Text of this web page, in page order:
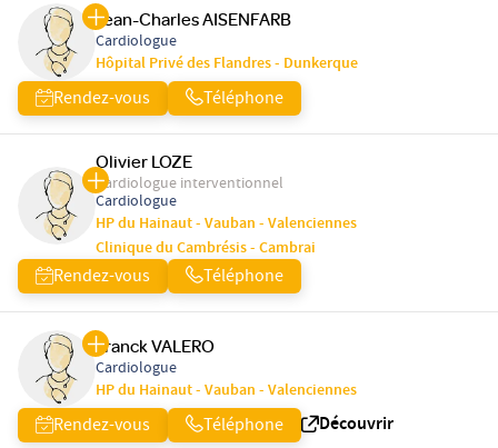
Jean-Charles AISENFARB
Cardiologue
Hôpital Privé des Flandres - Dunkerque
Rendez-vous Téléphone
Olivier LOZE
Cardiologue interventionnel
Cardiologue
HP du Hainaut - Vauban - Valenciennes
Clinique du Cambrésis - Cambrai
Rendez-vous Téléphone
Franck VALERO
Cardiologue
HP du Hainaut - Vauban - Valenciennes
Rendez-vous Téléphone Découvrir